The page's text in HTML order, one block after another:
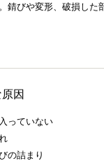
錆びや変形、破損した
因
っていない
の詰まり